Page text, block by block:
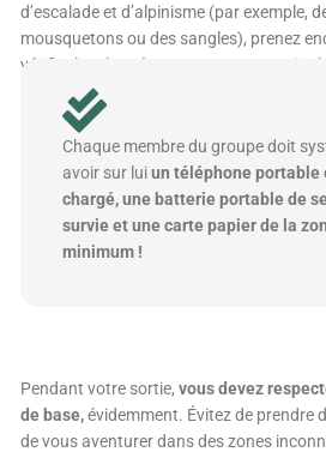
d’escalade et d’alpinisme (par exemple,
mousquetons ou des sangles), prenez
vérifier leur bon état avant toute
Chaque membre du groupe doit
avoir sur luiun téléphone portable
chargé, une batterie portable de
survie et une carte papier de la
minimum !
Pendant votre sortie,vous devez
de base,évidemment. Évitez de prendre
de vous aventurer dans des zones